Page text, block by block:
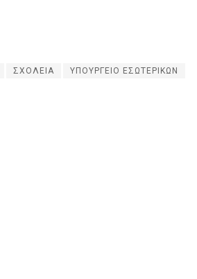
ΣΧΟΛΕΙΑ ΥΠΟΥΡΓΕΙΟ ΕΣΩΤΕΡΙΚΩΝ